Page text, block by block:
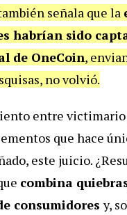
señala que la
habrían sido
de OneCoin,
no volvió.
entre
que hace
este juicio.
combina
consumidoresy,